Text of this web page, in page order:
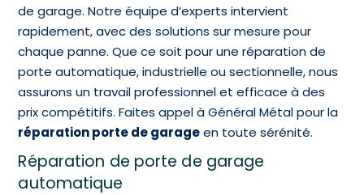
de garage. Notre équipe d’experts intervient
rapidement, avec des solutions sur mesure pour
chaque panne. Que ce soit pour une réparation de
porte automatique, industrielle ou sectionnelle, nous
assurons un travail professionnel et efficace à des
prix compétitifs. Faites appel à Général Métal pour la
réparation porte de garageen toute sérénité.
Réparation de porte de garage
automatique